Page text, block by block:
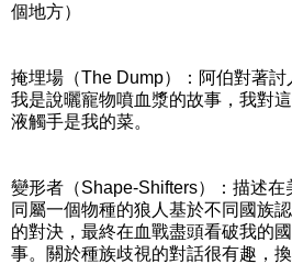
個地方）
掩埋場（The Dump）：阿伯對著討
我是說曬寵物噴血漿的故事，我對
液觸手是我的菜。
變形者（Shape-Shifters）：描述在
同屬一個物種的狼人基於不同國族
的對決，最終在血戰盡頭看破我的
事。關於種族歧視的對話很有趣，